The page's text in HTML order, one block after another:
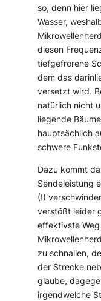
so, denn hier
Wasser,
diesen
tiefgefrorene
dem das
versetzt wird.
natürlich nicht
liegende
hauptsächlich
schwere
Dazu kommt
Sendeleistung
(!)
verstößt leider
effektivste
zu schnallen,
der Strecke
glaube,
irgendwelche